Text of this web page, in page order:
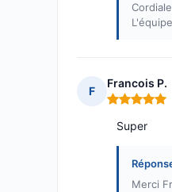
F
Francois P.
Note : 5 sur
Super
Merci